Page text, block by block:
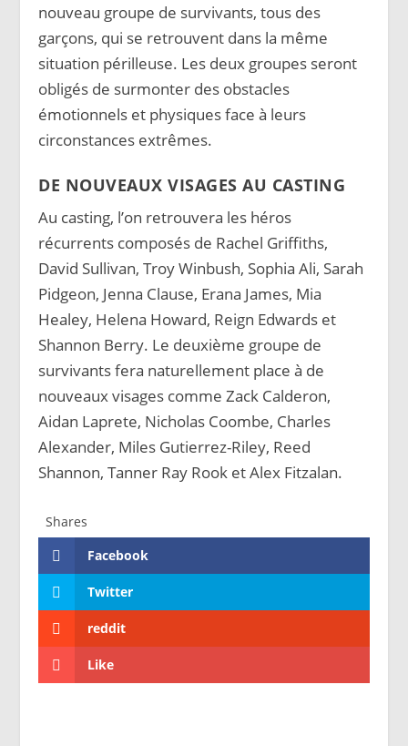
nouveau groupe de survivants, tous des
garçons, qui se retrouvent dans la même
situation périlleuse. Les deux groupes seront
obligés de surmonter des obstacles
émotionnels et physiques face à leurs
circonstances extrêmes.
DE NOUVEAUX VISAGES AU CASTING
Au casting, l’on retrouvera les héros
récurrents composés de Rachel Griffiths,
David Sullivan, Troy Winbush, Sophia Ali, Sarah
Pidgeon, Jenna Clause, Erana James, Mia
Healey, Helena Howard, Reign Edwards et
Shannon Berry. Le deuxième groupe de
survivants fera naturellement place à de
nouveaux visages comme Zack Calderon,
Aidan Laprete, Nicholas Coombe, Charles
Alexander, Miles Gutierrez-Riley, Reed
Shannon, Tanner Ray Rook et Alex Fitzalan.
Shares
Facebook
Twitter
reddit
Like